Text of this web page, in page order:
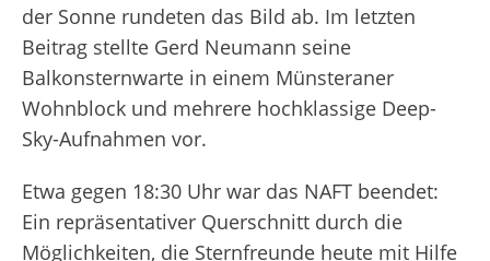
der Sonne rundeten das Bild ab. Im letzten
Beitrag stellte Gerd Neumann seine
Balkonsternwarte in einem Münsteraner
Wohnblock und mehrere hochklassige Deep-
Sky-Aufnahmen vor.
Etwa gegen 18:30 Uhr war das NAFT beendet:
Ein repräsentativer Querschnitt durch die
Möglichkeiten, die Sternfreunde heute mit Hilfe